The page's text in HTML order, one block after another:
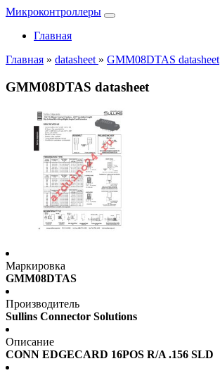
Микроконтроллеры
Главная
Главная » datasheet » GMM08DTAS datasheet
GMM08DTAS datasheet
Маркировка
GMM08DTAS
Производитель
Sullins Connector Solutions
Описание
CONN EDGECARD 16POS R/A .156 SLD